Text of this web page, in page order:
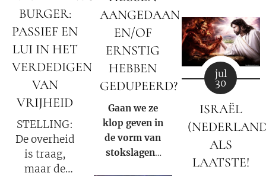
BURGER:
PASSIEF EN
LUI IN HET
VERDEDIGEN
VAN
VRIJHEID
STELLING:
De overheid
is traag,
maar de
AANGEDAAN
EN/OF
ERNSTIG
HEBBEN
GEDUPEERD?
Gaan we ze
klop geven in
de vorm van
stokslagen?
Hormuz |
Charlie
Ward Daily
News
jul
30
ISRAËL
ALS
LAATSTE!